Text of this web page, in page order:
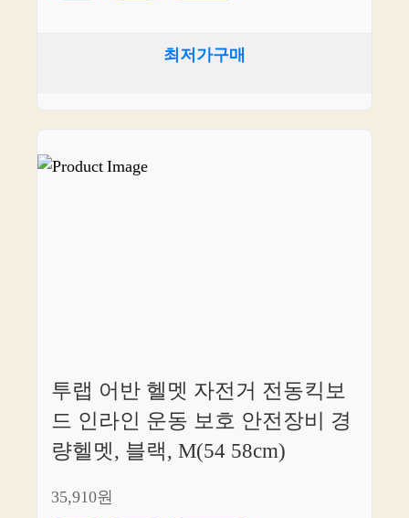
최저가구매
투랩 어반 헬멧 자전거 전동킥보
드 인라인 운동 보호 안전장비 경
량헬멧, 블랙, M(54 58cm)
35,910원